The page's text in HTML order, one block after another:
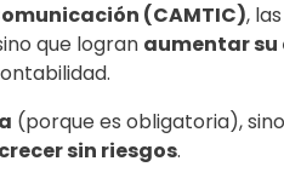
(CAMTIC),
que logran aumentar
(porque es obligatoria), sino
sin riesgos.